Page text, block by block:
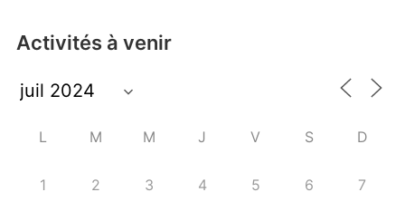
Activités à venir
L M M J V S D
1 2 3 4 5 6 7